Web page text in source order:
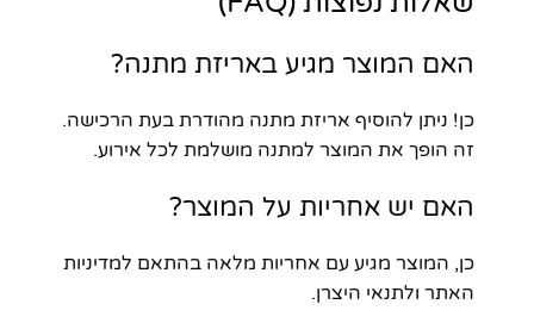
האם המוצר מגיע באריזת מתנה?
כן! ניתן להוסיף אריזת מתנה מהודרת בעת הרכישה.
זה הופך את המוצר למתנה מושלמת לכל אירוע.
האם יש אחריות על המוצר?
כן, המוצר מגיע עם אחריות מלאה בהתאם למדיניות
האתר ולתנאי היצרן.